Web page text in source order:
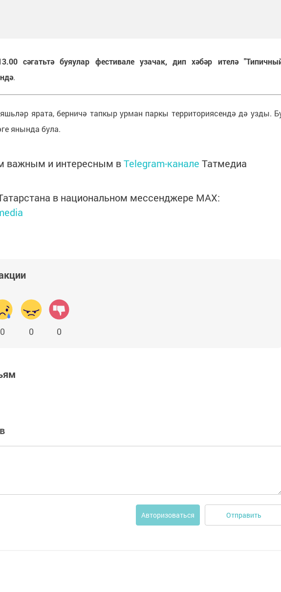
сәгатьтә буяулар фестивале узачак, дип хәбәр ителә
.
ярата, берничә тапкыр урман паркы территориясендә дә узды.
янында була.
важным и интересным вTelegram-канале Татмедиа
в национальном мессенджере MАХ:
0 0 0
Авторизоваться Отправить